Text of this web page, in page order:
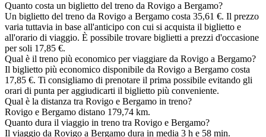
Quanto costa un biglietto del treno da Rovigo a Bergamo?
Un biglietto del treno da Rovigo a Bergamo costa 35,61 €. Il prezzo
varia tuttavia in base all'anticipo con cui si acquista il biglietto e
all'orario di viaggio. È possibile trovare biglietti a prezzi d'occasione
per soli 17,85 €.
Qual è il treno più economico per viaggiare da Rovigo a Bergamo?
Il biglietto più economico disponibile da Rovigo a Bergamo costa
17,85 €. Ti consigliamo di prenotare il prima possibile evitando gli
orari di punta per aggiudicarti il biglietto più conveniente.
Qual è la distanza tra Rovigo e Bergamo in treno?
Rovigo e Bergamo distano 179,74 km.
Quanto dura il viaggio in treno tra Rovigo e Bergamo?
Il viaggio da Rovigo a Bergamo dura in media 3 h e 58 min.